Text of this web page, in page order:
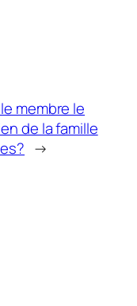
membre le
de la famille
→